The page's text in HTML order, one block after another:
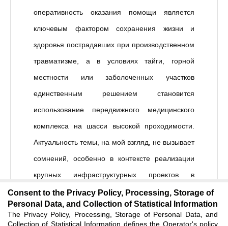
оперативность оказания помощи является
ключевым фактором сохранения жизни и
здоровья пострадавших при производственном
травматизме, а в условиях тайги, горной
местности или заболоченных участков
единственным решением становится
использование передвижного медицинского
комплекса на шасси высокой проходимости.
Актуальность темы, на мой взгляд, не вызывает
сомнений, особенно в контексте реализации
крупных инфраструктурных проектов в
труднодоступных регионах России и
зарубежных проектах РФ в отдаленных
регионах.
Consent to the Privacy Policy, Processing, Storage of
Personal Data, and Collection of Statistical Information
The Privacy Policy, Processing, Storage of Personal Data, and
Collection of Statistical Information defines the Operator's policy